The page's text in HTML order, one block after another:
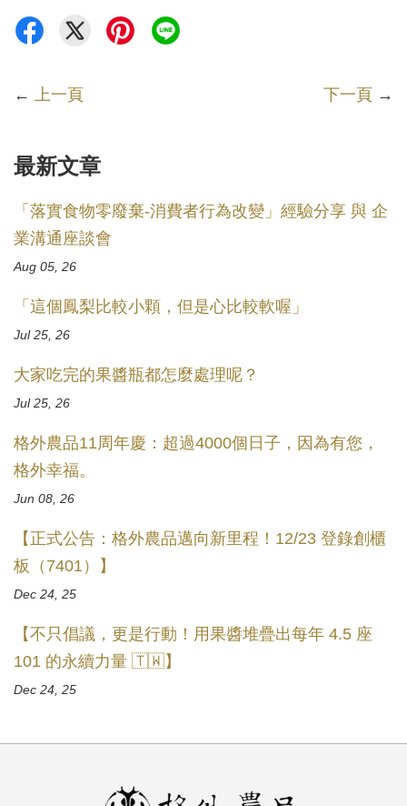
← 上一頁 下一頁 →
最新文章
「落實食物零廢棄-消費者行為改變」經驗分享 與 企
業溝通座談會
Aug 05, 26
「這個鳳梨比較小顆，但是心比較軟喔」
Jul 25, 26
大家吃完的果醬瓶都怎麼處理呢？
Jul 25, 26
格外農品11周年慶：超過4000個日子，因為有您，
格外幸福。
Jun 08, 26
【正式公告：格外農品邁向新里程！12/23 登錄創櫃
板（7401）】
Dec 24, 25
【不只倡議，更是行動！用果醬堆疊出每年 4.5 座
101 的永續力量 🇹🇼】
Dec 24, 25